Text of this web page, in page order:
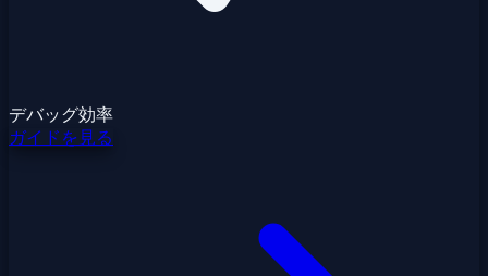
デバッグ効率
ガイドを見る